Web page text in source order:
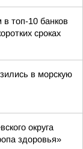
топ-10 банков
сроках
в морскую
округа
здоровья»